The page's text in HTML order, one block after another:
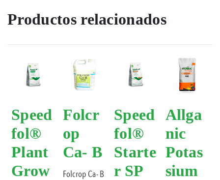
Productos relacionados
Speed
fol®
Plant
Grow
Folcr
op
Ca- B
Folcrop Ca- B
Speed
fol®
Starte
r SP
Allga
nic
Potas
sium